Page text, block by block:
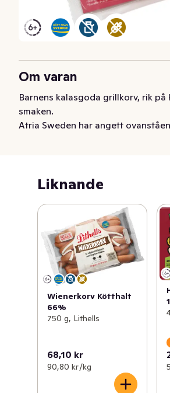
Om varan
Barnens kalasgoda grillkorv, rik
smaken.
Atria Sweden har angett
Liknande
Wienerkorv Kötthalt
66%
750 g, Lithells
68,10 kr
90,80 kr /kg